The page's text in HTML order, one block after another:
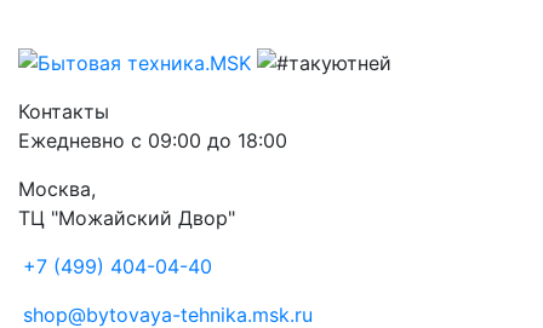
Контакты
Ежедневно с 09:00 до 18:00
Москва,
ТЦ "Можайский Двор"
+7 (499) 404-04-40
shop@bytovaya-tehnika.msk.ru